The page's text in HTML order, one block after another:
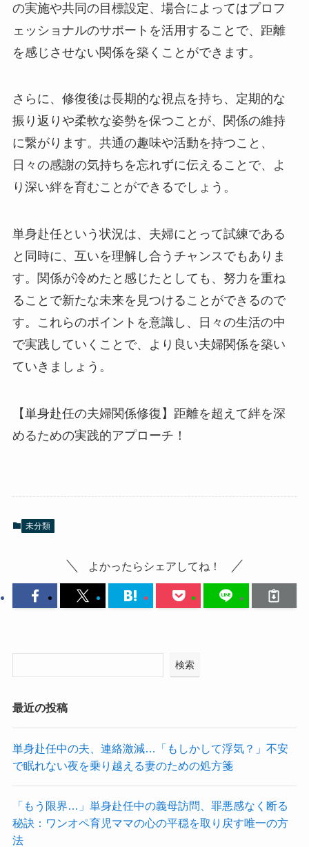
の実施や共同の目標設定、場合によってはプロフ
ェッショナルのサポートを活用することで、距離
を感じさせない関係を築くことができます。
さらに、修復後は長期的な視点を持ち、定期的な
振り返りや柔軟な姿勢を保つことが、関係の維持
に繋がります。共通の趣味や活動を持つこと、
日々の感謝の気持ちを忘れずに伝えることで、よ
り深い絆を育むことができるでしょう。
単身赴任という状況は、夫婦にとって試練である
と同時に、互いを理解し合うチャンスでもありま
す。関係が冷めたと感じたとしても、努力を重ね
ることで新たな未来を見つけることができるので
す。これらのポイントを意識し、日々の生活の中
で実践していくことで、より良い夫婦関係を築い
ていきましょう。
【単身赴任の夫婦関係修復】距離を超えて絆を深
めるための実践的アプローチ！
未分類
よかったらシェアしてね！
検索
最近の投稿
単身赴任中の夫、連絡激減…「もしかして浮気？」不安
で眠れない夜を乗り越える妻のための処方箋
「もう限界…」単身赴任中の義母訪問、罪悪感なく断る
秘訣：ワンオペ育児ママの心の平穏を取り戻す唯一の方
法